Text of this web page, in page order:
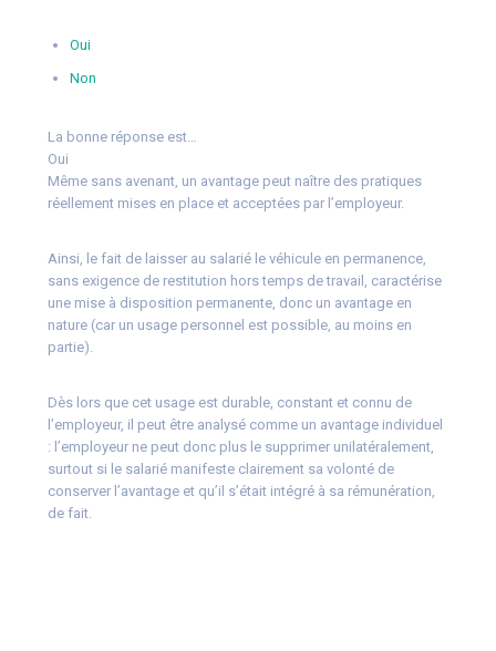
Oui
Non
La bonne réponse est…
Oui
Même sans avenant, un avantage peut naître des pratiques
réellement mises en place et acceptées par l’employeur.
Ainsi, le fait de laisser au salarié le véhicule en permanence,
sans exigence de restitution hors temps de travail, caractérise
une mise à disposition permanente, donc un avantage en
nature (car un usage personnel est possible, au moins en
partie).
Dès lors que cet usage est durable, constant et connu de
l’employeur, il peut être analysé comme un avantage individuel
: l’employeur ne peut donc plus le supprimer unilatéralement,
surtout si le salarié manifeste clairement sa volonté de
conserver l’avantage et qu’il s’était intégré à sa rémunération,
de fait.